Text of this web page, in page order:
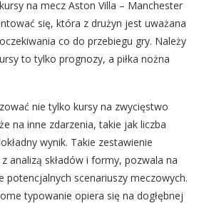
na mecz Aston Villa – Manchester
się, która z drużyn jest uważana
co do przebiegu gry. Należy
to tylko prognozy, a piłka nożna
nie tylko kursy na zwycięstwo
na inne zdarzenia, takie jak liczba
wynik. Takie zestawienie
analizą składów i formy, pozwala na
potencjalnych scenariuszy meczowych.
typowanie opiera się na dogłębnej